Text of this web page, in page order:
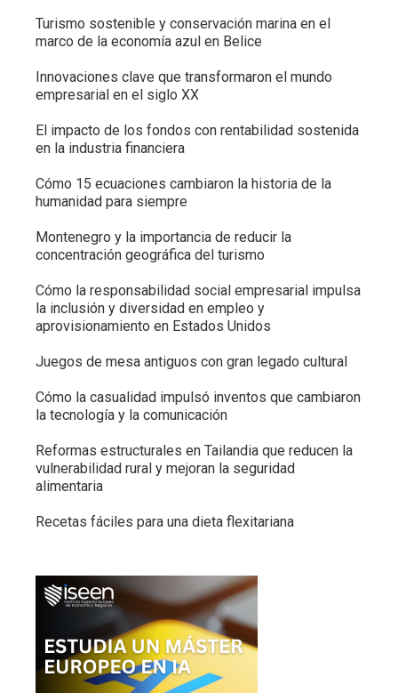
Turismo sostenible y conservación marina en el
marco de la economía azul en Belice
Innovaciones clave que transformaron el mundo
empresarial en el siglo XX
El impacto de los fondos con rentabilidad sostenida
en la industria financiera
Cómo 15 ecuaciones cambiaron la historia de la
humanidad para siempre
Montenegro y la importancia de reducir la
concentración geográfica del turismo
Cómo la responsabilidad social empresarial impulsa
la inclusión y diversidad en empleo y
aprovisionamiento en Estados Unidos
Juegos de mesa antiguos con gran legado cultural
Cómo la casualidad impulsó inventos que cambiaron
la tecnología y la comunicación
Reformas estructurales en Tailandia que reducen la
vulnerabilidad rural y mejoran la seguridad
alimentaria
Recetas fáciles para una dieta flexitariana